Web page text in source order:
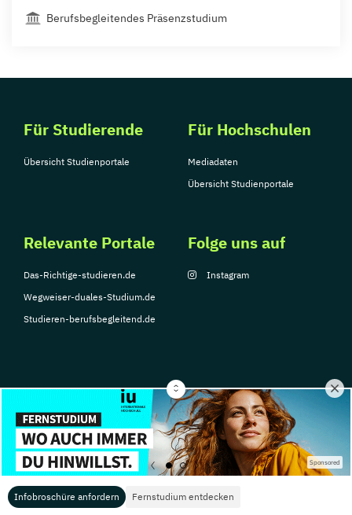
Infobroschüre anfordern Fernstudium entdecken
Sponsored
Berufsbegleitendes Präsenzstudium
Für Studierende
Übersicht Studienportale
Für Hochschulen
Mediadaten
Übersicht Studienportale
Relevante Portale
Das-Richtige-studieren.de
Wegweiser-duales-Studium.de
Studieren-berufsbegleitend.de
Folge uns auf
Instagram
© Copyright 2026, TarGroup Media GmbH
Impressum
Datenschutzerklärung Nutzungsbedingungen